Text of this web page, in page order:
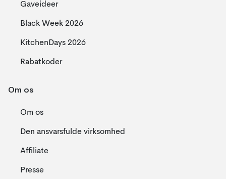
Gaveideer
Black Week 2026
KitchenDays 2026
Rabatkoder
Om os
Om os
Den ansvarsfulde virksomhed
Affiliate
Presse